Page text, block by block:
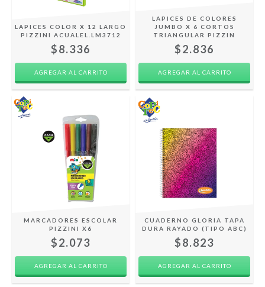
LAPICES COLOR X 12 LARGO
PIZZINI ACUALEL.LM3712
$8.336
LAPICES DE COLORES
JUMBO X 6 CORTOS
TRIANGULAR PIZZIN
$2.836
MARCADORES ESCOLAR
PIZZINI X6
$2.073
CUADERNO GLORIA TAPA
DURA RAYADO (TIPO ABC)
$8.823